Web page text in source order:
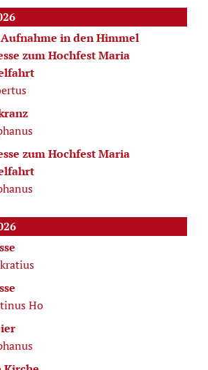
in den Himmel
zum Hochfest Maria
zum Hochfest Maria
Ho